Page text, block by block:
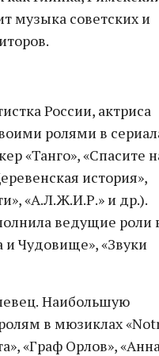
музыка советских и
России, актриса
ролями в
«Танго», «Спасите
история»,
«А.Л.Ж.И.Р.» и др.).
ведущие роли
и Чудовище», «Звуки
Наибольшую
в мюзиклах
«Граф Орлов»,